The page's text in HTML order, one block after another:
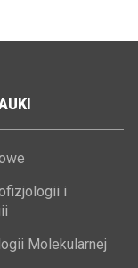
i
Molekularnej